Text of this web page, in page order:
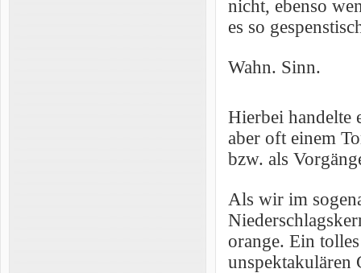
nicht, ebenso
es so
Wahn. Sinn.
Hierbei handelte
aber oft einem
bzw. als
Als wir im
orange. Ein
unspektakulären